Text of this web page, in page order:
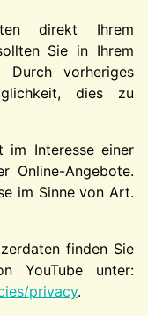
direkt Ihrem
Sie in Ihrem
Durch vorheriges
dies zu
im Interesse einer
Online-Angebote.
im Sinne von Art.
finden Sie
YouTube unter:
privacy.